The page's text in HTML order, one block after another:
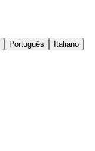
Português
Italiano